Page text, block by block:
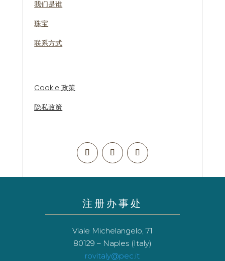
我们是谁
珠宝
联系方式
Cookie 政策
隐私政策
注册办事处
Viale Michelangelo, 71
80129 – Naples (Italy)
rovitaly@pec.it